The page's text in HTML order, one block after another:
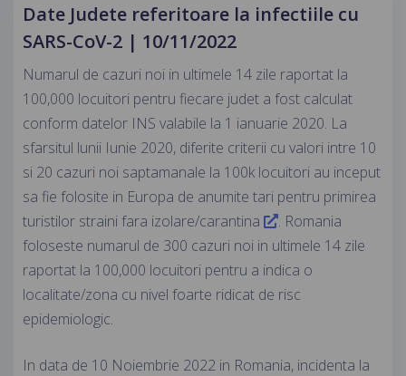
Date Judete referitoare la infectiile cu
SARS-CoV-2 | 10/11/2022
Numarul de cazuri noi in ultimele 14 zile raportat la
100,000 locuitori pentru fiecare judet a fost calculat
conform datelor INS valabile la 1 ianuarie 2020. La
sfarsitul lunii Iunie 2020, diferite criterii cu valori intre 10
si 20 cazuri noi saptamanale la 100k locuitori au inceput
sa fie folosite in Europa de anumite tari pentru primirea
turistilor straini fara izolare/carantina
. Romania
foloseste numarul de 300 cazuri noi in ultimele 14 zile
raportat la 100,000 locuitori pentru a indica o
localitate/zona cu nivel foarte ridicat de risc
epidemiologic.
In data de 10 Noiembrie 2022 in Romania, incidenta la